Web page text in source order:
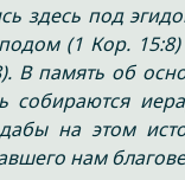
здесь под
(1 Кор.
В память об
собираются
на этом
нам